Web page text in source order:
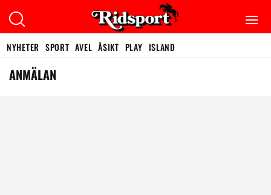
NYHETER SPORT AVEL ÅSIKT PLAY ISLAND
ANMÄLAN